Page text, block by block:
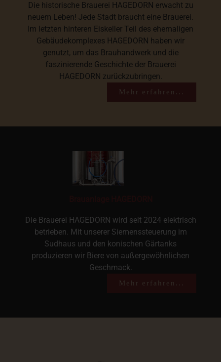
Die historische Brauerei HAGEDORN erwacht zu
neuem Leben! Jede Stadt braucht eine Brauerei.
Im letzten hinteren Eiskeller Teil des ehemaligen
Gebäudekomplexes HAGEDORN haben wir
genutzt, um das Brauhandwerk und die
faszinierende Geschichte der Brauerei
HAGEDORN zurückzubringen.
Mehr erfahren...
Die Brauerei HAGEDORN wird seit 2024 elektrisch
betrieben. Mit unserer Siemenssteuerung im
Sudhaus und den konischen Gärtanks
produzieren wir Biere von außergewöhnlichen
Geschmack.
Mehr erfahren...